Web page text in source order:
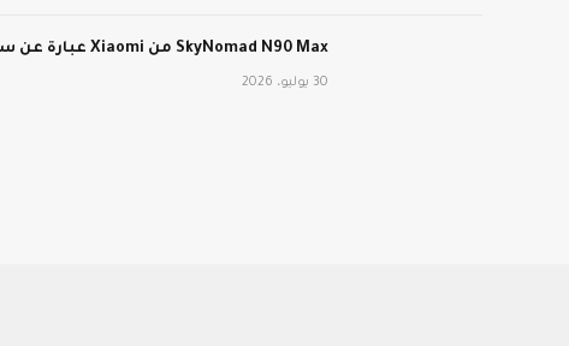
SkyNomad N90 Max من Xiaomi عبارة عن سيارة كهربائية طويلة المدى ذات تصميم داخلي متحول
30 يوليو، 2026